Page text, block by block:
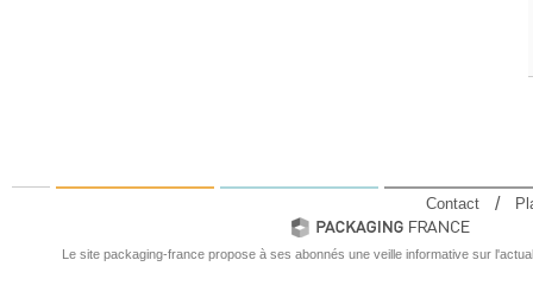
Le site packaging-france propose à ses abonnés une veille informative sur
Contact